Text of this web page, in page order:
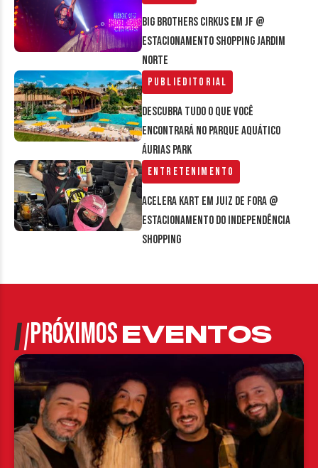
Big Brothers Cirkus em JF @
estacionamento Shopping Jardim
Norte
Publieditorial
Descubra tudo o que você
encontrará no parque aquático
Áurias Park
Entretenimento
Acelera Kart em Juiz de Fora @
estacionamento do Independência
Shopping
PRÓXIMOSEVENTOS